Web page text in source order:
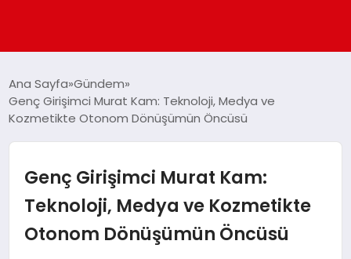
GÜNDEM
DÜNYA
EĞITIM
Ana Sayfa Gündem
Genç Girişimci Murat Kam: Teknoloji, Medya ve
Kozmetikte Otonom Dönüşümün Öncüsü
Genç Girişimci Murat Kam:
Teknoloji, Medya ve Kozmetikte
Otonom Dönüşümün Öncüsü